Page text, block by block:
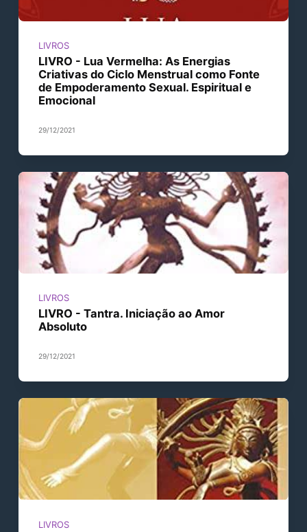
LIVROS
LIVRO - Lua Vermelha: As Energias
Criativas do Ciclo Menstrual como Fonte
de Empoderamento Sexual. Espiritual e
Emocional
29/12/2021
LIVROS
LIVRO - Tantra. Iniciação ao Amor
Absoluto
29/12/2021
LIVROS